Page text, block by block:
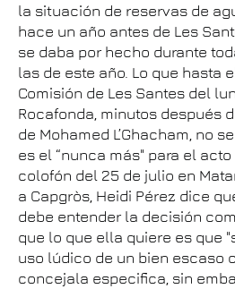
la situación de reservas de
hace un año antes de Les
se daba por hecho durante
las de este año. Lo que hasta
Comisión de Les Santes del
Rocafonda, minutos después
de Mohamed L’Ghacham, no
es el “nunca más" para el
colofón del 25 de julio en
a Capgròs, Heidi Pérez dice
debe entender la decisión
que lo que ella quiere es que
uso lúdico de un bien escaso
concejala especifica, sin